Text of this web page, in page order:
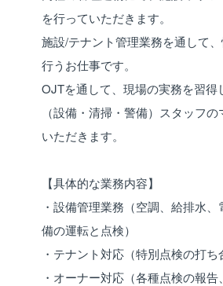
を行っていただきます。
施設/テナント管理業務を通して
行うお仕事です。
OJTを通して、現場の実務を習得
（設備・清掃・警備）スタッフ
いただきます。
【具体的な業務内容】
・設備管理業務（空調、給排水
備の運転と点検）
・テナント対応（特別点検の打ち
・オーナー対応（各種点検の報告